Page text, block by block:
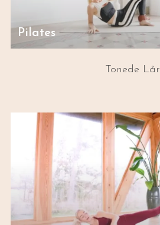
Pilates
Tonede Lår